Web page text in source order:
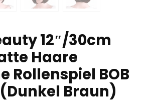
12″/30cm
Haare
Rollenspiel BOB
Braun)